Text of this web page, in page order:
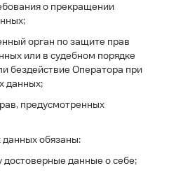
о прекращении
орган по защите прав
или в судебном порядке
бездействие Оператора при
данных;
предусмотренных
данных обязаны:
данные о себе;